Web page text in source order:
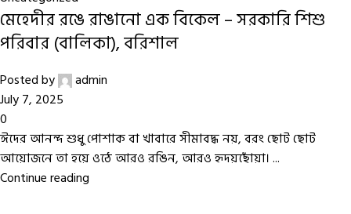
মেহেদীর রঙে রাঙানো এক বিকেল – সরকারি শিশু
পরিবার (বালিকা), বরিশাল
Posted by
admin
July 7, 2025
0
ঈদের আনন্দ শুধু পোশাক বা খাবারে সীমাবদ্ধ নয়, বরং ছোট ছোট
আয়োজনে তা হয়ে ওঠে আরও রঙিন, আরও হৃদয়ছোঁয়া। ...
Continue reading